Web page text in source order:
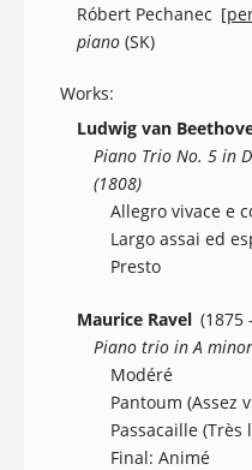
Róbert Pechanec
piano (SK)
Works:
Ludwig van
Piano Trio No. 5 in
(1808)
Allegro vivace e
Largo assai ed
Presto
Maurice Ravel (1875
Piano trio in A
Modéré
Pantoum (Assez
Passacaille (Très
Final: Animé